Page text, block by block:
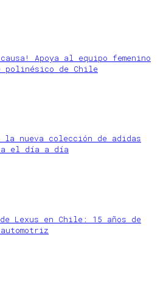
Apoya al equipo femenino
polinésico de Chile
la nueva colección de adidas
el día a día
Lexus en Chile: 15 años de